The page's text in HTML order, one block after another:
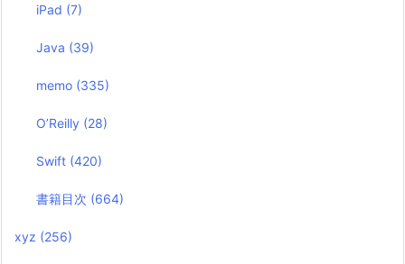
iPad (7)
Java (39)
memo (335)
O’Reilly (28)
Swift (420)
書籍目次 (664)
xyz (256)